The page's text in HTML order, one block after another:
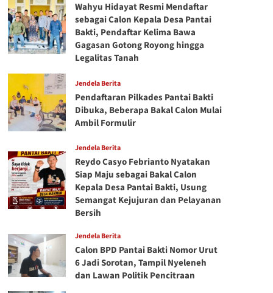
Wahyu Hidayat Resmi Mendaftar
sebagai Calon Kepala Desa Pantai
Bakti, Pendaftar Kelima Bawa
Gagasan Gotong Royong hingga
Legalitas Tanah
Jendela Berita
Pendaftaran Pilkades Pantai Bakti
Dibuka, Beberapa Bakal Calon Mulai
Ambil Formulir
Jendela Berita
Reydo Casyo Febrianto Nyatakan
Siap Maju sebagai Bakal Calon
Kepala Desa Pantai Bakti, Usung
Semangat Kejujuran dan Pelayanan
Bersih
Jendela Berita
Calon BPD Pantai Bakti Nomor Urut
6 Jadi Sorotan, Tampil Nyeleneh
dan Lawan Politik Pencitraan